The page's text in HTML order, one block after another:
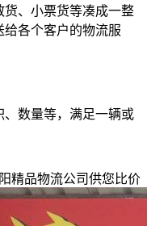
、小票货等凑成一整
各个客户的物流服
数量等，满足一辆或
精品物流公司供您比价